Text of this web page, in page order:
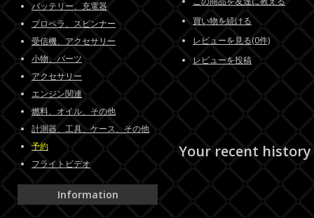
買い物を続ける
レビューを見る(0件)
レビューを投稿
Your recent history
バッテリー、充電器
プロペラ、スピンナー
受信機、アクセサリー
小物、パーツ
アクセサリー
エンジン関連
燃料、オイル、その他
計測器、工具、ケース、その他
予約
フライトビデオ
Information